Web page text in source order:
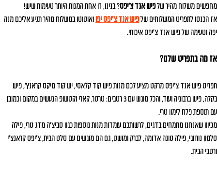
מחפשים משלוח מהיר שלפיש אנד צ'יפס? בנינו, זו אחת המנות היותר טעימות שיש!
אז הכנסו לתפריט המשלוחים שלפיש אנד צ'יפס יפו ואוטוטו במשלוח מהיר תגיע אליכם מנה
יפה וטעימה של פיש אנד צ'יפס איכותי.
אז מה בתפריט שלנו?
תפריט פיש אנד צ'יפס מרקט מציע לכם מנות פיש קוד קלאסי, יש קוד מיקס קראנץ', פיש
בקלה, פיש ברבוניה ועוד, והכל מוגש עם 3 רטבים: טרטר, קארי וקטשופ הנעשים במקום וכמובן
עם תוספת פלח לימון טרי.
מכיוון שאנחנו מתמחים בדגים, לרשותכם עומדות מנות נוספות כגון סביצ'ה מדג טרי, פילה
סלמון נורווגי, פילה טונה אדומה, לברק ומושט, גם הם מוגשים עם סלט הבית, צ'יפס קראנצ'י
ורטבי הבית.